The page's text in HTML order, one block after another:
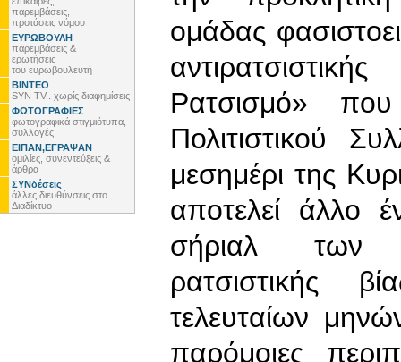
παρεμβάσεις,
προτάσεις νόμου
ΕΥΡΩΒΟΥΛΗ
παρεμβάσεις &
ερωτήσεις
του ευρωβουλευτή
ΒΙΝΤΕΟ
SYN TV.. χωρίς διαφημίσεις
ΦΩΤΟΓΡΑΦΙΕΣ
φωτογραφικά στιγμιότυπα,
συλλογές
ΕΙΠΑΝ,ΕΓΡΑΨΑΝ
ομιλίες, συνεντεύξεις &
άρθρα
ΣΥΝδέσεις
άλλες διευθύνσεις στο
Διαδίκτυο
ομάδας
Ρατσισμό»
Πολιτιστικού
μεσημέρι της
αποτελεί άλλο
σήριαλ των
ρατσιστικής
τελευταίων
παρόμοιες